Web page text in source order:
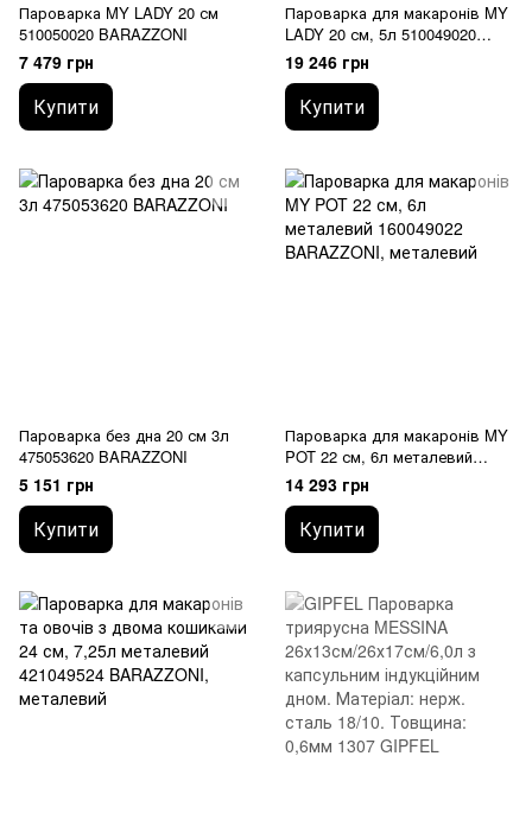
Пароварка MY LADY 20 см
510050020 BARAZZONI
7 479 грн
Купити
Пароварка для макаронів MY
LADY 20 см, 5л 510049020
BARAZZONI
19 246 грн
Купити
Пароварка без дна 20 см 3л
475053620 BARAZZONI
5 151 грн
Купити
Пароварка для макаронів MY
POT 22 см, 6л металевий
160049022 BARAZZONI
14 293 грн
Купити